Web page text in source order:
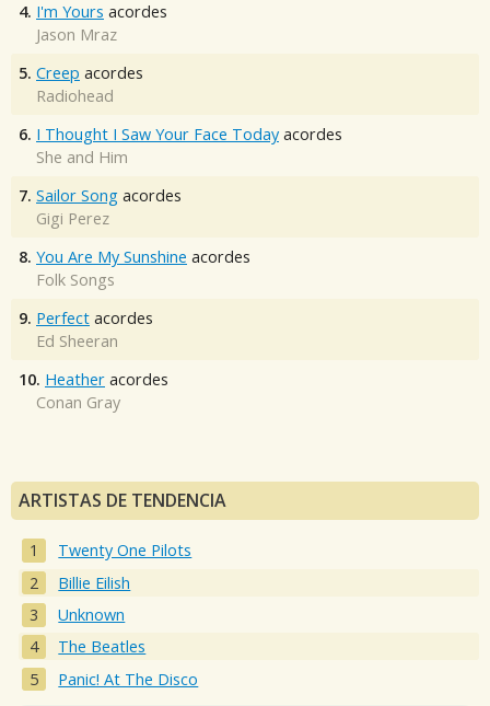
4. I'm Yours acordes
Jason Mraz
5. Creep acordes
Radiohead
6. I Thought I Saw Your Face Today acordes
She and Him
7. Sailor Song acordes
Gigi Perez
8. You Are My Sunshine acordes
Folk Songs
9. Perfect acordes
Ed Sheeran
10. Heather acordes
Conan Gray
ARTISTAS DE TENDENCIA
Twenty One Pilots
Billie Eilish
Unknown
The Beatles
Panic! At The Disco